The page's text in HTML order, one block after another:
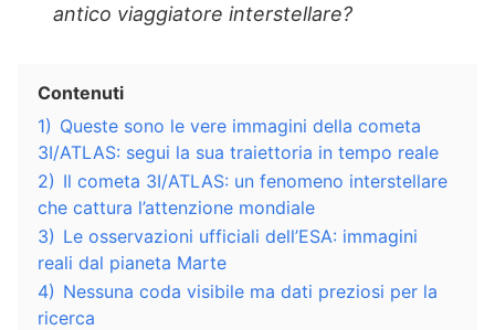
antico viaggiatore interstellare?
Contenuti
1) Queste sono le vere immagini della cometa
3I/ATLAS: segui la sua traiettoria in tempo reale
2) Il cometa 3I/ATLAS: un fenomeno interstellare
che cattura l’attenzione mondiale
3) Le osservazioni ufficiali dell’ESA: immagini
reali dal pianeta Marte
4) Nessuna coda visibile ma dati preziosi per la
ricerca